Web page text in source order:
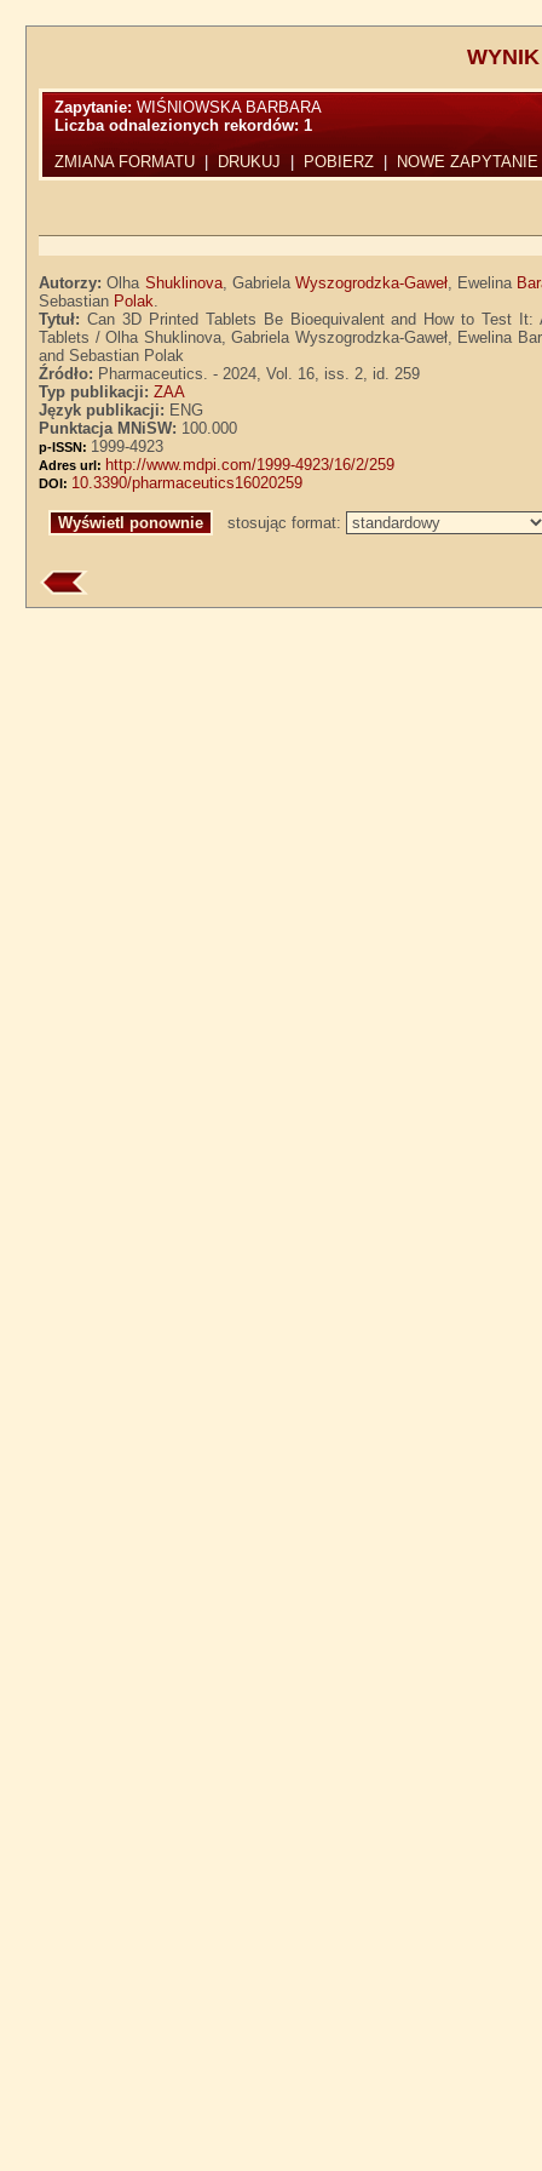
Zapytanie:WIŚNIOWSKA BARBARA
Liczba odnalezionych rekordów:1
ZMIANA FORMATU
DRUKUJ POBIERZ NOWE ZAPYTANIE
Autorzy:Olha Shuklinova, Gabriela Wyszogrodzka-Gaweł, Ewelina
Sebastian Polak.
Tytuł:Can 3D Printed Tablets Be Bioequivalent and How to Test
Tablets / Olha Shuklinova, Gabriela Wyszogrodzka-Gaweł, Ewelina
and Sebastian Polak
Źródło: Pharmaceutics. - 2024, Vol. 16, iss. 2, id. 259
Typ publikacji:ZAA
Język publikacji: ENG
Punktacja MNiSW: 100.000
p-ISSN: 1999-4923
Adres url: http://www.mdpi.com/1999-4923/16/2/259
DOI: 10.3390/pharmaceutics16020259
stosując format: